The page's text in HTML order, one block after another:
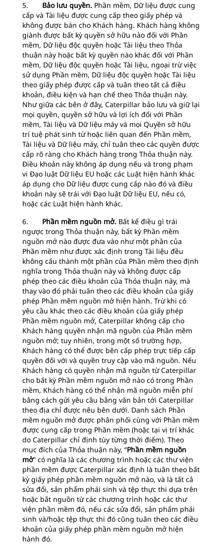
5. Bảo lưu quyền. Phần mềm, Dữ liệu được cung
cấp và Tài liệu được cung cấp theo giấy phép và
không được bán cho Khách hàng. Khách hàng không
giành được bất kỳ quyền sở hữu nào đối với Phần
mềm, Dữ liệu độc quyền hoặc Tài liệu theo Thỏa
thuận này hoặc bất kỳ quyền nào khác đối với Phần
mềm, Dữ liệu độc quyền hoặc Tài liệu, ngoại trừ việc
sử dụng Phần mềm, Dữ liệu độc quyền hoặc Tài liệu
theo giấy phép được cấp và tuân theo tất cả điều
khoản, điều kiện và hạn chế theo Thỏa thuận này.
Như giữa các bên ở đây, Caterpillar bảo lưu và giữ lại
mọi quyền, quyền sở hữu và lợi ích đối với Phần
mềm, Tài liệu và Dữ liệu máy và mọi Quyền sở hữu
trí tuệ phát sinh từ hoặc liên quan đến Phần mềm,
Tài liệu và Dữ liệu máy, chỉ tuân theo các quyền được
cấp rõ ràng cho Khách hàng trong Thỏa thuận này.
Điều khoản này không áp dụng nếu và trong phạm
vi Đạo luật Dữ liệu EU hoặc các Luật hiện hành khác
áp dụng cho Dữ liệu được cung cấp nào đó và điều
khoản này sẽ trái với Đạo luật Dữ liệu EU, nếu có,
hoặc các Luật hiện hành khác.
6. Phần mềm nguồn mở. Bất kể điều gì trái
ngược trong Thỏa thuận này, bất kỳ Phần mềm
nguồn mở nào được đưa vào như một phần của
Phần mềm như được xác định trong Tài liệu đều
không cấu thành một phần của Phần mềm theo định
nghĩa trong Thỏa thuận này và không được cấp
phép theo các điều khoản của Thỏa thuận này, mà
thay vào đó phải tuân theo các điều khoản của giấy
phép Phần mềm nguồn mở hiện hành. Trừ khi có
yêu cầu khác theo các điều khoản của giấy phép
Phần mềm nguồn mở, Caterpillar không cấp cho
Khách hàng quyền nhận mã nguồn của Phần mềm
nguồn mở; tuy nhiên, trong một số trường hợp,
Khách hàng có thể được bên cấp phép trực tiếp cấp
quyền đối với và quyền truy cập vào mã nguồn. Nếu
Khách hàng có quyền nhận mã nguồn từ Caterpillar
cho bất kỳ Phần mềm nguồn mở nào có trong Phần
mềm, Khách hàng có thể nhận mã nguồn miễn phí
bằng cách gửi yêu cầu bằng văn bản tới Caterpillar
theo địa chỉ được nêu bên dưới. Danh sách Phần
mềm nguồn mở được phân phối cùng với Phần mềm
được cung cấp trong Phần mềm (hoặc tại vị trí khác
do Caterpillar chỉ định tùy từng thời điểm). Theo
mục đích của Thỏa thuận này, “Phần mềm nguồn
mở” có nghĩa là các chương trình hoặc các thư viện
phần mềm được Caterpillar xác định là tuân theo bất
kỳ giấy phép phần mềm nguồn mở nào, và là tất cả
sửa đổi, sản phẩm phái sinh và tệp thực thi dựa trên
hoặc bắt nguồn từ các chương trình hoặc các thư
viện phần mềm đó, nếu các sửa đổi, sản phẩm phái
sinh và/hoặc tệp thực thi đó cũng tuân theo các điều
khoản của giấy phép phần mềm nguồn mở hiện
hành đó.